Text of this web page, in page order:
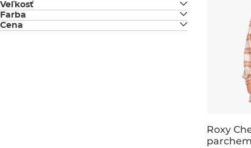
Veľkosť
XS
Farba
Cena
Roxy